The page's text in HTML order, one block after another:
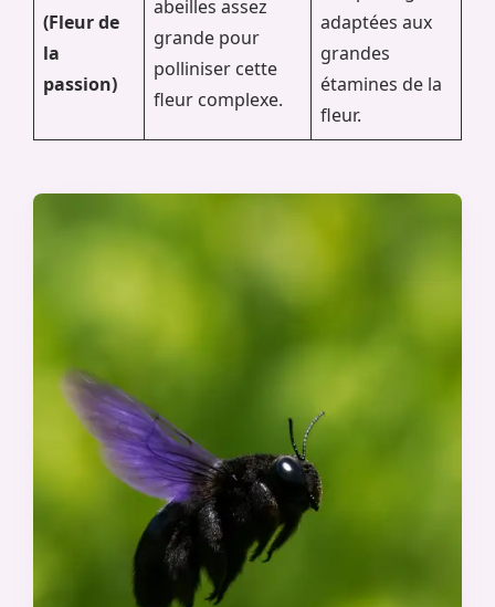
(Fleur de
la
passion)
abeilles assez
grande pour
polliniser cette
fleur complexe.
adaptées aux
grandes
étamines de la
fleur.